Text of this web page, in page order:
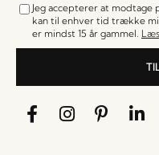
Jeg accepterer at modtage
kan til enhver tid trække
er mindst 15 år gammel.